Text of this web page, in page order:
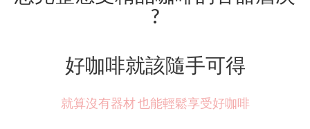
?
好咖啡就該隨手可得
就算沒有器材 也能輕鬆享受好咖啡